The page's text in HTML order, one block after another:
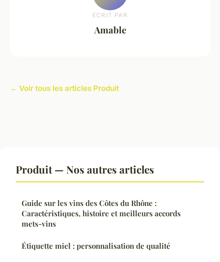
ECRIT PAR
Amable
← Voir tous les articles Produit
Produit — Nos autres articles
Guide sur les vins des Côtes du Rhône :
Caractéristiques, histoire et meilleurs accords
mets-vins
Étiquette miel : personnalisation de qualité